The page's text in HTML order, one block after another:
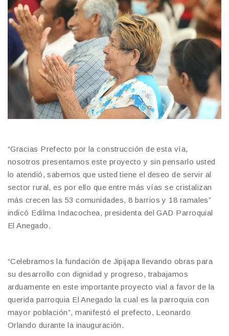
“Gracias Prefecto por la construcción de esta vía,
nosotros presentamos este proyecto y sin pensarlo usted
lo atendió, sabemos que usted tiene el deseo de servir al
sector rural, es por ello que entre más vías se cristalizan
más crecen las 53 comunidades, 8 barrios y 18 ramales”
indicó Edilma Indacochea, presidenta del GAD Parroquial
El Anegado.
“Celebramos la fundación de Jipijapa llevando obras para
su desarrollo con dignidad y progreso, trabajamos
arduamente en este importante proyecto vial a favor de la
querida parroquia El Anegado la cual es la parroquia con
mayor población”, manifestó el prefecto, Leonardo
Orlando durante la inauguración.